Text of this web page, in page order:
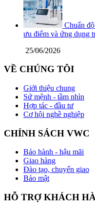
Chuẩn
ưu điểm và ứng dụng
25/06/2026
VỀ CHÚNG TÔI
Giới thiệu chung
Sứ mệnh - tầm nhìn
Hợp tác - đầu tư
Cơ hội nghề nghiệp
CHÍNH SÁCH VWC
Bảo hành - hậu mãi
Giao hàng
Đào tạo, chuyển giao
Bảo mật
HỖ TRỢ KHÁCH